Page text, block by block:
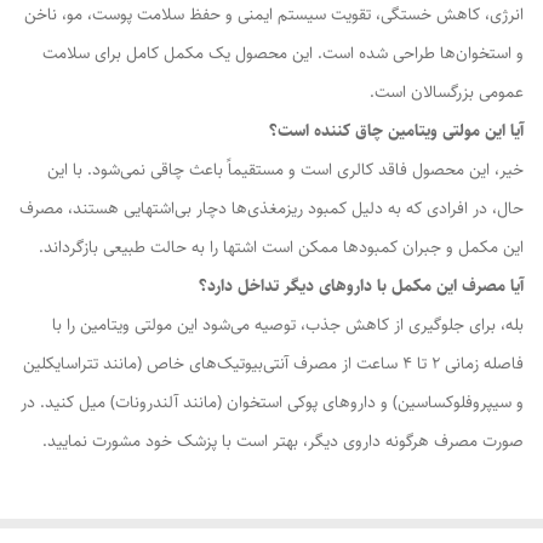
انرژی، کاهش خستگی، تقویت سیستم ایمنی و حفظ سلامت پوست، مو، ناخن
و استخوان‌ها طراحی شده است. این محصول یک مکمل کامل برای سلامت
عمومی بزرگسالان است.
آیا این مولتی ویتامین چاق کننده است؟
خیر، این محصول فاقد کالری است و مستقیماً باعث چاقی نمی‌شود. با این
حال، در افرادی که به دلیل کمبود ریزمغذی‌ها دچار بی‌اشتهایی هستند، مصرف
این مکمل و جبران کمبودها ممکن است اشتها را به حالت طبیعی بازگرداند.
آیا مصرف این مکمل با داروهای دیگر تداخل دارد؟
بله، برای جلوگیری از کاهش جذب، توصیه می‌شود این مولتی ویتامین را با
فاصله زمانی 2 تا 4 ساعت از مصرف آنتی‌بیوتیک‌های خاص (مانند تتراسایکلین
و سیپروفلوکساسین) و داروهای پوکی استخوان (مانند آلندرونات) میل کنید. در
صورت مصرف هرگونه داروی دیگر، بهتر است با پزشک خود مشورت نمایید.